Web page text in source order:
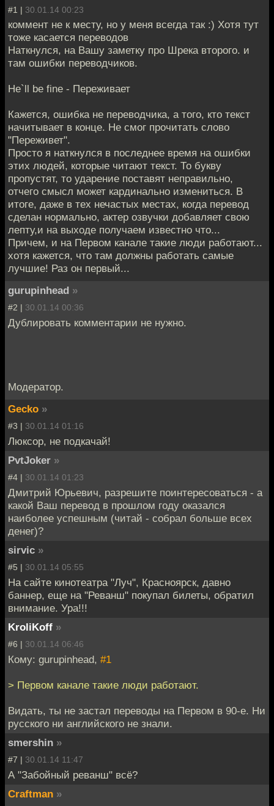
#1 | 30.01.14 00:23
коммент не к месту, но у меня всегда так :) Хотя тут
тоже касается переводов
Наткнулся, на Вашу заметку про Шрека второго. и
там ошибки переводчиков.
He`ll be fine - Переживает
Кажется, ошибка не переводчика, а того, кто текст
начитывает в конце. Не смог прочитать слово
"Переживет".
Просто я наткнулся в последнее время на ошибки
этих людей, которые читают текст. То букву
пропустят, то ударение поставят неправильно,
отчего смысл может кардинально измениться. В
итоге, даже в тех нечастых местах, когда перевод
сделан нормально, актер озвучки добавляет свою
лепту,и на выходе получаем известно что...
Причем, и на Первом канале такие люди работают...
хотя кажется, что там должны работать самые
лучшие! Раз он первый...
gurupinhead »
#2 | 30.01.14 00:36
Дублировать комментарии не нужно.
Модератор.
Gecko »
#3 | 30.01.14 01:16
Люксор, не подкачай!
PvtJoker »
#4 | 30.01.14 01:23
Дмитрий Юрьевич, разрешите поинтересоваться - а
какой Ваш перевод в прошлом году оказался
наиболее успешным (читай - собрал больше всех
денег)?
sirvic »
#5 | 30.01.14 05:55
На сайте кинотеатра "Луч", Красноярск, давно
баннер, еще на "Реванш" покупал билеты, обратил
внимание. Ура!!!
KroliKoff »
#6 | 30.01.14 06:46
Кому: gurupinhead, #1
> Первом канале такие люди работают.
Видать, ты не застал переводы на Первом в 90-е. Ни
русского ни английского не знали.
smershin »
#7 | 30.01.14 11:47
А "Забойный реванш" всё?
Craftman »